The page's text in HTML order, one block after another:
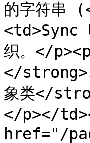
的字符串
<td>Sync
织。</
</strong>
象类</
</p></
href="/